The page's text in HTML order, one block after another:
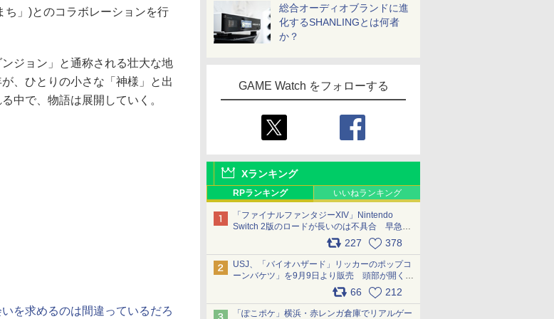
総合オーディオブランドに進
化するSHANLINGとは何者
か？
GAME Watch をフォローする
Xランキング
RPランキング いいねランキング
「ファイナルファンタジーXIV」Nintendo
Switch 2版のロードが長いのは不具合 早急に
アップデートできるよう対応中227 378
USJ、「バイオハザード」リッカーのポップコ
ーンバケツ」を9月9日より販売 頭部が開く仕
組み。味は恐怖を堪のう「味噌フレーバー」
66 212
「ぽこポケ」横浜・赤レンガ倉庫でリアルゲー
」)とのコラボレーションを行
ジョン」と通称される壮大な地
、ひとりの小さな「神様」と出
中で、物語は展開していく。
いを求めるのは間違っているだろ